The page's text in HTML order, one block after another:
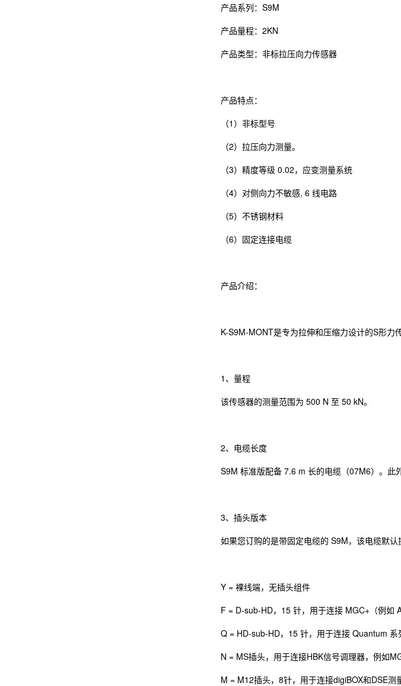
产品系列：S9M
产品量程：2KN
产品类型：非标拉压向力传感器
产品特点：
（1）非标型号
（2）拉压向力测量。
（3）精度等级 0.02，应变测量系统
（4）对侧向力不敏感, 6 线电路
（5）不锈钢材料
（6）固定连接电缆
产品介绍：
K-S9M-MONT是专为拉伸和压缩力设计的S形
1、量程
该传感器的测量范围为 500 N 至 50 kN。
2、电缆长度
S9M 标准版配备 7.6 m 长的电缆（07M6）。此
3、插头版本
如果您订购的是带固定电缆的 S9M，该电缆默
Y = 裸线端，无插头组件
F = D-sub-HD，15 针，用于连接 MGC+（例如
Q = HD-sub-HD，15 针，用于连接 Quantum
N = MS插头，用于连接HBK信号调理器，例如
M = M12插头，8针，用于连接digiBOX和DSE测